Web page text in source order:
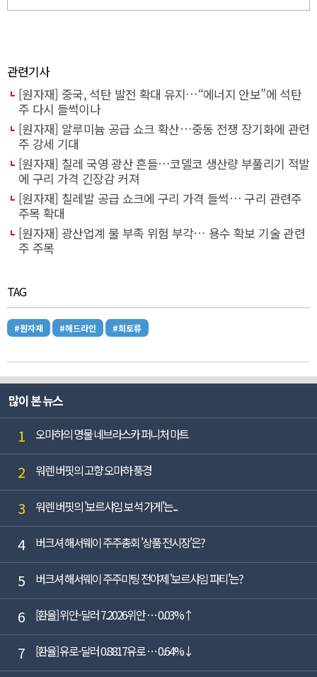
관련기사
[원자재] 중국, 석탄 발전 확대 유지…“에너지 안보”에 석탄
주 다시 들썩이나
[원자재] 알루미늄 공급 쇼크 확산…중동 전쟁 장기화에 관련
주 강세 기대
[원자재] 칠레 국영 광산 흔들…코델코 생산량 부풀리기 적발
에 구리 가격 긴장감 커져
[원자재] 칠레발 공급 쇼크에 구리 가격 들썩… 구리 관련주
주목 확대
[원자재] 광산업계 물 부족 위험 부각… 용수 확보 기술 관련
주 주목
TAG
#원자재 #헤드라인 #희토류
많이 본 뉴스
1 오마하의 명물 네브라스카 퍼니처 마트
2 워렌 버핏의 고향 오마하 풍경
3 워렌 버핏의 '보르샤임 보석 가게'는...
4 버크셔 해서웨이 주주총회 '상품 전시장'은?
5 버크셔 해서웨이 주주미팅 전야제 '보르샤임 파티'는?
6 [환율] 위안-달러 7.2026위안 … 0.03%↑
7 [환율] 유로-달러 0.8817유로 … 0.64%↓